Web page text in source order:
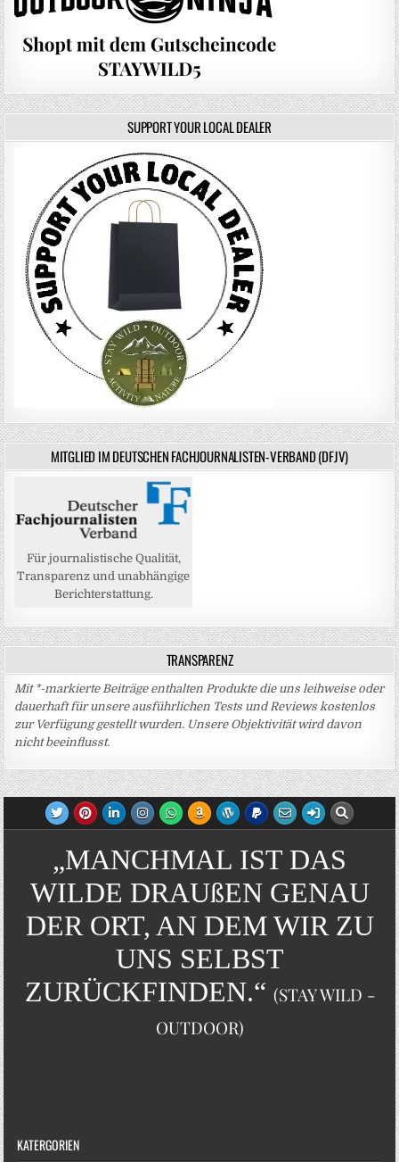
SUPPORT YOUR LOCAL DEALER
MITGLIED IM DEUTSCHEN FACHJOURNALISTEN-VERBAND (DFJV)
Für journalistische Qualität,
Transparenz und unabhängige
Berichterstattung.
TRANSPARENZ
Mit *-markierte Beiträge enthalten Produkte die uns leihweise oder
dauerhaft für unsere ausführlichen Tests und Reviews kostenlos
zur Verfügung gestellt wurden. Unsere Objektivität wird davon
nicht beeinflusst.
„MANCHMAL IST DAS
WILDE DRAUßEN GENAU
DER ORT, AN DEM WIR ZU
UNS SELBST
ZURÜCKFINDEN.“ (STAY WILD -
OUTDOOR)
KATERGORIEN